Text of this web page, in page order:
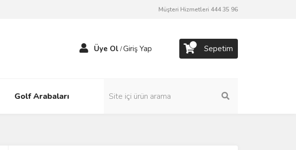
Müşteri Hizmetleri 444 35 96
Üye Ol /Giriş Yap Sepetim
Golf Arabaları